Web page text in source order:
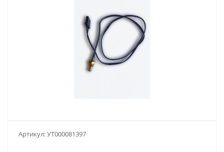
Артикул:УТ000081397